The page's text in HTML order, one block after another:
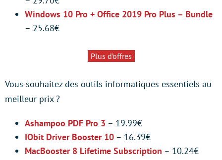
Windows 10 Pro + Office 2019 Pro Plus – Bundle
– 25.68€
Plus d’offres
Vous souhaitez des outils informatiques essentiels au
meilleur prix ?
Ashampoo PDF Pro 3 – 19.99€
IObit Driver Booster 10 – 16.39€
MacBooster 8 Lifetime Subscription – 10.24€